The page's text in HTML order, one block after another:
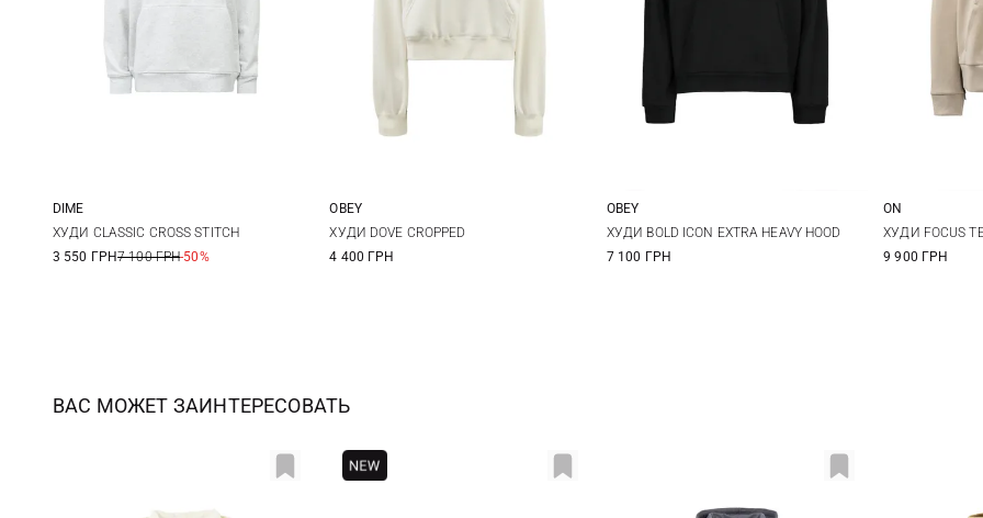
XS S M
DIME
ХУДИ CLASSIC CROSS STITCH
3 550 ГРН7 100 ГРН-50%
XS S
OBEY
ХУДИ DOVE CROPPED
4 400 ГРН
S M L XL
OBEY
ХУДИ BOLD ICON EXTRA HEAVY HOOD
7 100 ГРН
XS
ON
ХУДИ FOCUS
9 900 ГРН
ВАС МОЖЕТ ЗАИНТЕРЕСОВАТЬ